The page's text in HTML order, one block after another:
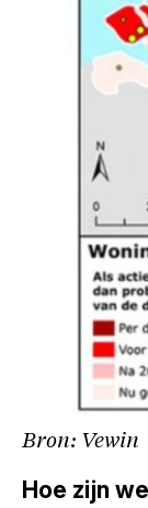
Bron: Vewin
Hoe zijn